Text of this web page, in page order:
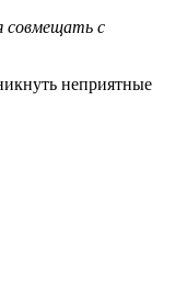
совмещать с
неприятные